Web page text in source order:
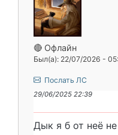
🔴 Офлайн
Был(а): 22/07/2026 -
Послать ЛС
29/06/2025 22:39
Дык я б от неë не